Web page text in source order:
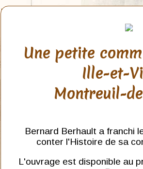
Une petite
Ille-et-
Montreuil-
Bernard Berhault a franchi
conter l'Histoire de sa
L'ouvrage est disponible au